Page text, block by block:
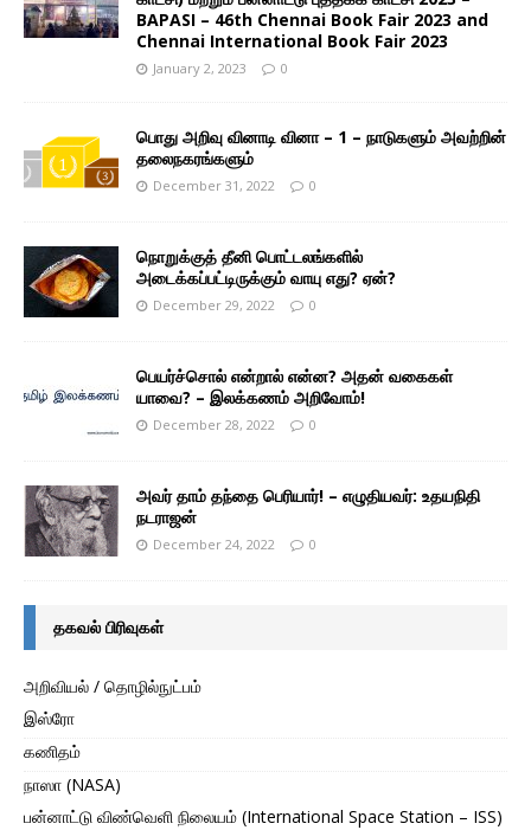
BAPASI – 46th Chennai Book Fair 2023 and
Chennai International Book Fair 2023
January 2, 2023 0
பொது அறிவு வினாடி வினா – 1 – நாடுகளும் அவற்றின்
தலைநகரங்களும்
December 31, 2022 0
நொறுக்குத் தீனி பொட்டலங்களில்
அடைக்கப்பட்டிருக்கும் வாயு எது? ஏன்?
December 29, 2022 0
பெயர்ச்சொல் என்றால் என்ன? அதன் வகைகள்
யாவை? – இலக்கணம் அறிவோம்!
December 28, 2022 0
அவர் தாம் தந்தை பெரியார்! – எழுதியவர்: உதயநிதி
நடராஜன்
December 24, 2022 0
தகவல் பிரிவுகள்
அறிவியல் / தொழில்நுட்பம்
இஸ்ரோ
கணிதம்
நாஸா (NASA)
பன்னாட்டு விண்வெளி நிலையம் (International Space Station – ISS)